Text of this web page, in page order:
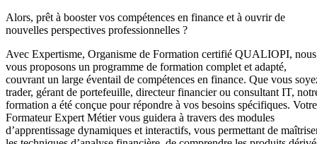
Alors, prêt à booster vos compétences en finance et à ouvrir de
nouvelles perspectives professionnelles ?
Avec Expertisme, Organisme de Formation certifié QUALIOPI, nous
vous proposons un programme de formation complet et adapté,
couvrant un large éventail de compétences en finance. Que vous
trader, gérant de portefeuille, directeur financier ou consultant IT,
formation a été conçue pour répondre à vos besoins spécifiques. Votre
Formateur Expert Métier vous guidera à travers des modules
d’apprentissage dynamiques et interactifs, vous permettant de